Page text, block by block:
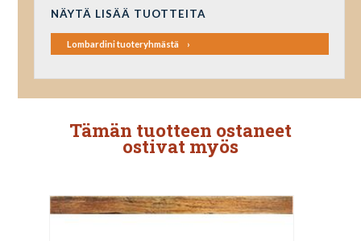
NÄYTÄ LISÄÄ TUOTTEITA
Lombardini tuoteryhmästä
Tämän tuotteen ostaneet
ostivat myös